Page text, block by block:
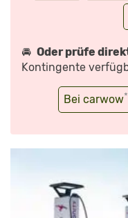
🚘 Oder prüfe
Kontingente
Bei carwow